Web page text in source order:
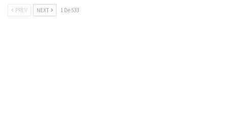
PREV NEXT 1 De 533